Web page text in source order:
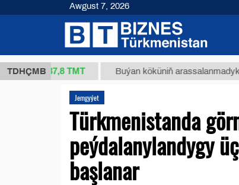
TDHÇMB
37,8 ТМТ Buýan köküniň arassalanmadyk
Jemgyýet
Türkmenistanda
peýdalanylandygy
başlanar
Awgust 7, 2026